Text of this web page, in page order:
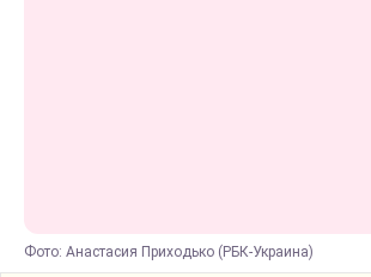
Фото: Анастасия Приходько (РБК-Украина)